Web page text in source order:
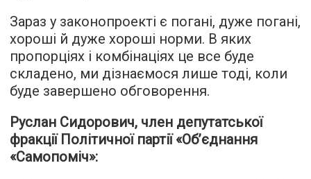
Зараз у законопроекті є погані, дуже погані,
хороші й дуже хороші норми. В яких
пропорціях і комбінаціях це все буде
складено, ми дізнаємося лише тоді, коли
буде завершено обговорення.
Руслан Сидорович, член депутатської
фракції Політичної партії «Об’єднання
«Самопоміч»: